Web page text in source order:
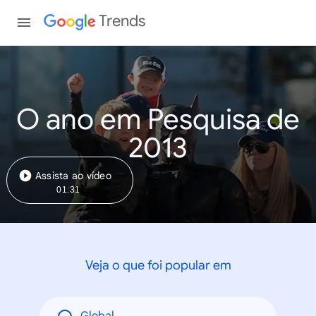
Trends
O ano em Pesquisa de
2013
Assista ao vídeo
01:31
Veja o que foi popular em